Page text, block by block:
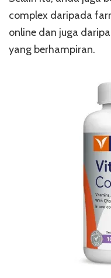
complex daripada
online dan juga
yang berhampiran.